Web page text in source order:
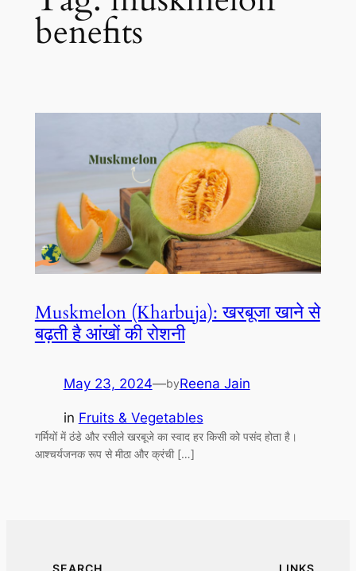
benefits
Muskmelon (Kharbuja): खरबूजा खाने से
बढ़ती है आंखों की रोशनी
May 23, 2024—byReena Jain
in Fruits & Vegetables
गर्मियों में ठंडे और रसीले खरबूजे का स्वाद हर किसी को पसंद होता है।
आश्चर्यजनक रूप से मीठा और क्रंची […]
SEARCH LINKS